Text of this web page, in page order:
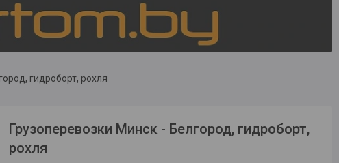
гидроборт, рохля
Грузоперевозки Минск - Белгород, гидроборт,
рохля